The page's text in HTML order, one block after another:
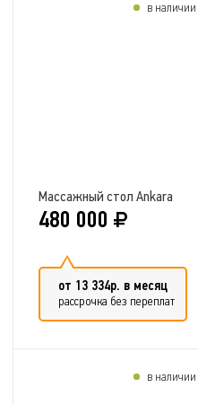
Массажный стол Ankara
480 000
от 13 334р. в месяц
рассрочка без переплат
в наличии
в наличии